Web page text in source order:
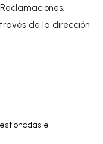
de la dirección
e